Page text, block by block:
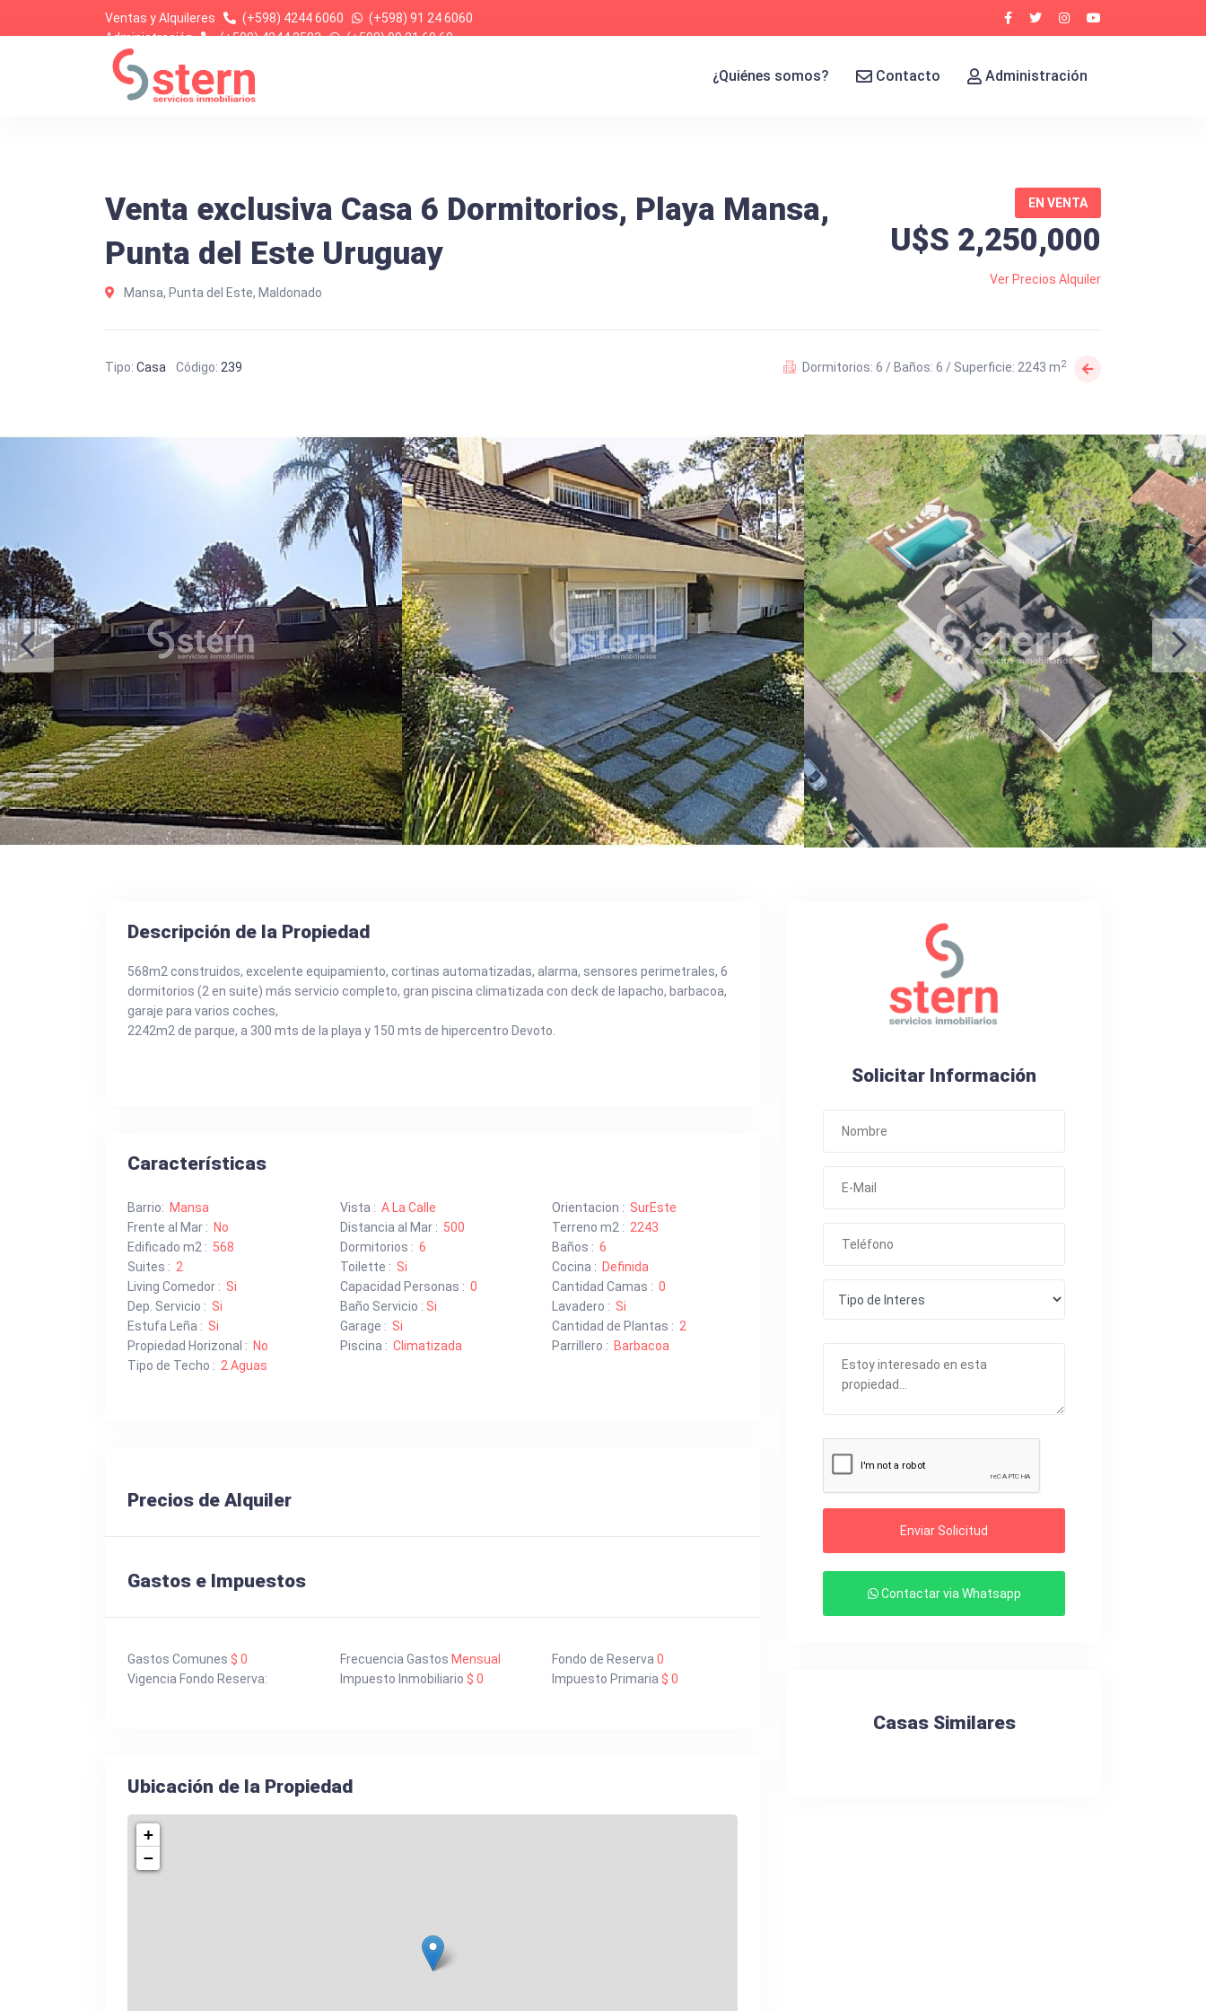
Ventas y Alquileres (+598) 4244 6060
(+598) 91 24 6060
Administración
(+598) 4244 2583 (+598) 99 21 60 60
¿Quiénes somos? Contacto Administración
Venta exclusiva Casa 6 Dormitorios, Playa Mansa,
Punta del Este Uruguay
Mansa, Punta del Este, Maldonado
EN VENTA
U$S 2,250,000
Ver Precios Alquiler
Tipo: Casa Código: 239 Dormitorios: 6 / Baños: 6 / Superficie: 2243 m2
Descripción de la Propiedad
568m2 construidos, excelente equipamiento, cortinas automatizadas, alarma, sensores perimetrales, 6
dormitorios (2 en suite) más servicio completo, gran piscina climatizada con deck de lapacho, barbacoa,
garaje para varios coches,
2242m2 de parque, a 300 mts de la playa y 150 mts de hipercentro Devoto.
Características
Barrio: Mansa Vista : A La Calle Orientacion : SurEste
Frente al Mar : No Distancia al Mar : 500 Terreno m2 : 2243
Edificado m2 : 568 Dormitorios : 6 Baños : 6
Suites : 2 Toilette : Si Cocina : Definida
Living Comedor : Si Capacidad Personas : 0 Cantidad Camas : 0
Dep. Servicio : Si Baño Servicio : Si Lavadero : Si
Estufa Leña : Si Garage : Si Cantidad de Plantas : 2
Propiedad Horizonal : No Piscina : Climatizada Parrillero : Barbacoa
Tipo de Techo : 2 Aguas
Precios de Alquiler
Gastos e Impuestos
Gastos Comunes $ 0 Frecuencia Gastos Mensual Fondo de Reserva0
Vigencia Fondo Reserva:
Impuesto Inmobiliario $ 0 Impuesto Primaria$ 0
Ubicación de la Propiedad
+
−
Solicitar Información
Enviar Solicitud
Contactar via Whatsapp
Casas Similares